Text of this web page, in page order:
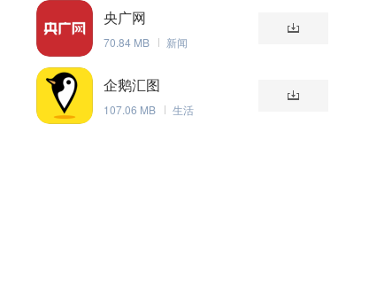
央广网
70.84 MB 新闻
企鹅汇图
107.06 MB 生活